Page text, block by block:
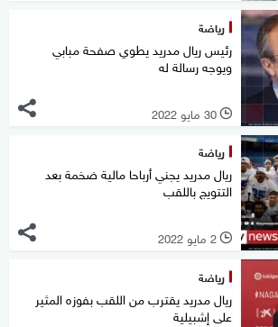
رياضة
رئيس ريال مدريد يطوي صفحة مبابي
ويوجه رسالة له
l 30 مايو 2022
رياضة
ريال مدريد يجني أرباحا مالية ضخمة بعد
التتويج باللقب
l 2 مايو 2022
رياضة
ريال مدريد يقترب من اللقب بفوزه المثير
على إشبيلية